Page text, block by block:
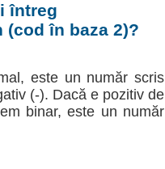
întreg
în baza 2)?
este un număr scris
(-). Dacă e pozitiv de
binar, este un număr